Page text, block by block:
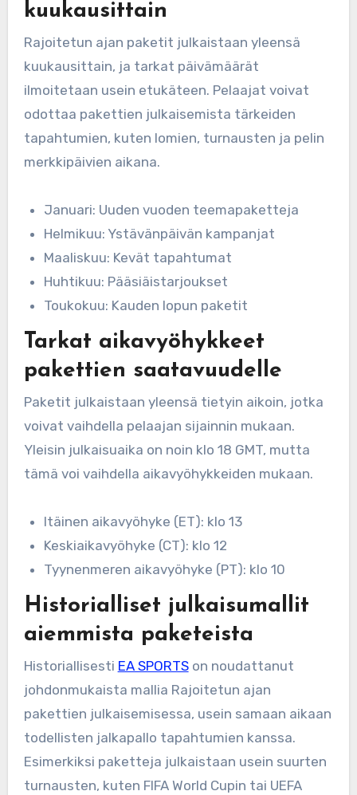
kuukausittain
Rajoitetun ajan paketit julkaistaan yleensä
kuukausittain, ja tarkat päivämäärät
ilmoitetaan usein etukäteen. Pelaajat voivat
odottaa pakettien julkaisemista tärkeiden
tapahtumien, kuten lomien, turnausten ja pelin
merkkipäivien aikana.
Januari: Uuden vuoden teemapaketteja
Helmikuu: Ystävänpäivän kampanjat
Maaliskuu: Kevät tapahtumat
Huhtikuu: Pääsiäistarjoukset
Toukokuu: Kauden lopun paketit
Tarkat aikavyöhykkeet
pakettien saatavuudelle
Paketit julkaistaan yleensä tietyin aikoin, jotka
voivat vaihdella pelaajan sijainnin mukaan.
Yleisin julkaisuaika on noin klo 18 GMT, mutta
tämä voi vaihdella aikavyöhykkeiden mukaan.
Itäinen aikavyöhyke (ET): klo 13
Keskiaikavyöhyke (CT): klo 12
Tyynenmeren aikavyöhyke (PT): klo 10
Historialliset julkaisumallit
aiemmista paketeista
Historiallisesti EA SPORTSon noudattanut
johdonmukaista mallia Rajoitetun ajan
pakettien julkaisemisessa, usein samaan aikaan
todellisten jalkapallo tapahtumien kanssa.
Esimerkiksi paketteja julkaistaan usein suurten
turnausten, kuten FIFA World Cupin tai UEFA